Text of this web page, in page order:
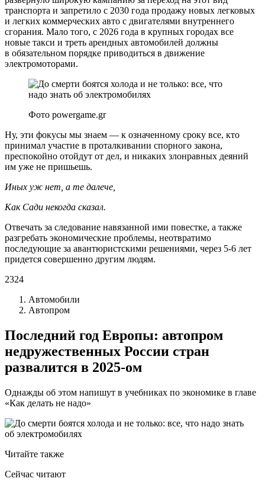
транспорта и запретило с 2030 года продажу новых легковых
и легких коммерческих авто с двигателями внутреннего
сгорания. Мало того, с 2026 года в крупных городах все
новые такси и треть арендных автомобилей должны
в обязательном порядке приводиться в движение
электромоторами.
Фото powergame.gr
Ну, эти фокусы мы знаем — к означенному сроку все, кто
принимал участие в проталкивании спорного закона,
преспокойно отойдут от дел, и никаких злонравных деяний
им уже не пришьешь.
Иных уж нет, а те далече,
Как Сади некогда сказал.
Отвечать за следование навязанной ими повестке, а также
разгребать экономические проблемы, неотвратимо
последующие за авантюристскими решениями, через 5-6 лет
придется совершенно другим людям.
2324
Автомобили
Автопром
Последний год Европы: автопром
недружественных России стран
развалится в 2025-ом
Однажды об этом напишут в учебниках по экономике в главе
«Как делать не надо»
Читайте также
Сейчас читают